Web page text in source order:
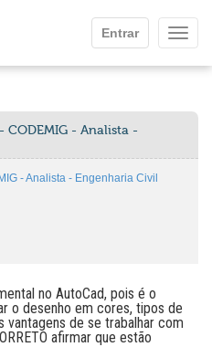
Entrar
CODEMIG - Analista -
- Analista - Engenharia Civil
no AutoCad, pois é o
o desenho em cores, tipos de
vantagens de se trabalhar com
afirmar que estão